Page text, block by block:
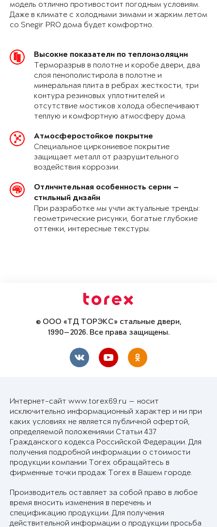
модель отлично противостоит погодным условиям.
Даже в климате с холодными зимами и жарким летом
со Snegir PRO дома будет комфортно.
Высокие показатели по теплоизоляции
Терморазрыв в полотне и коробе двери, два
слоя пенополистирола в полотне и
минеральная плита в ребрах жесткости, три
контура резиновых уплотнителей и
отсутствие мостиков холода обеспечивают
теплую и комфортную атмосферу дома.
Атмосферостойкое покрытие
Специальное циркониевое покрытие
защищает металл от разрушительного
воздействия коррозии.
Отличительная особенность серии —
стильный дизайн
При разработке мы учли актуальные тренды:
геометрические рисунки, богатые глубокие
оттенки, интересные текстуры.
© ООО «ТД ТОРЭКС» стальные двери,
1990—2026. Все права защищены.
Интернет-сайт www.torex69.ru — носит
исключительно информационный характер и ни при
каких условиях не является публичной офертой,
определяемой положениями Статьи 437
Гражданского кодекса Российской Федерации. Для
получения подробной информации о стоимости
продукции компании Torex обращайтесь в
фирменные точки продаж Torex в Вашем городе.
Производитель оставляет за собой право в любое
время вносить изменения в перечень и
спецификацию продукции. Для получения
действительной информации о продукции просьба